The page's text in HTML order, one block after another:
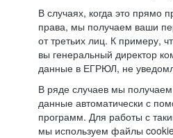
В случаях, когда это прямо
права, мы получаем ваши
от третьих лиц. К примеру,
вы генеральный директор
данные в ЕГРЮЛ, не
В ряде случаев мы
данные автоматически с
программ. Для работы с
мы используем файлы